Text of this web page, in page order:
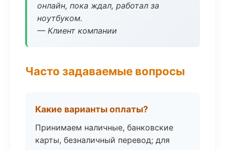
онлайн, пока ждал, работал за
ноутбуком.
— Клиент компании
Часто задаваемые вопросы
Какие варианты оплаты?
Принимаем наличные, банковские
карты, безналичный перевод; для